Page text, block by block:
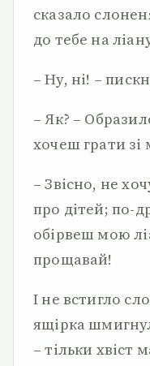
сказало
до тебе на
– Ну, ні! –
– Як? –
хочеш грати зі
– Звісно, не
про дітей; по-
обірвеш мою
прощавай!
І не встигло
ящірка
– тільки хвіст